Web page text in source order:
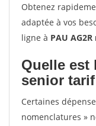
Obtenez
adaptée à vos
ligne à PAU
Quelle est
senior
Certaines
nomenclatures »